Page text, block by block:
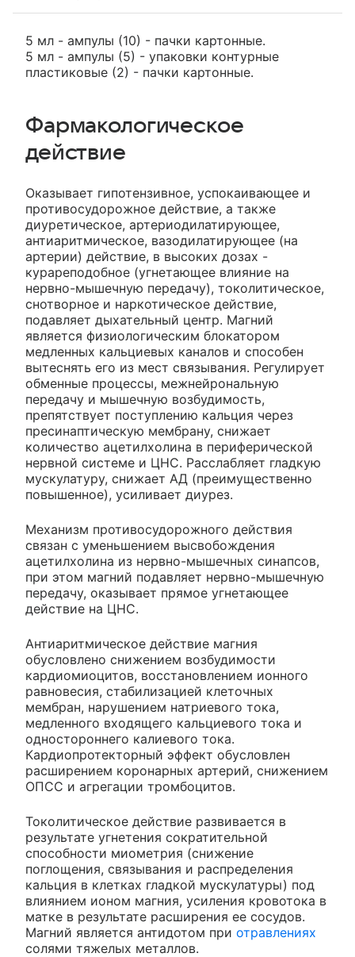
5 мл - ампулы (10) - пачки картонные.
5 мл - ампулы (5) - упаковки контурные
пластиковые (2) - пачки картонные.
Фармакологическое
действие
Оказывает гипотензивное, успокаивающее и
противосудорожное действие, а также
диуретическое, артериодилатирующее,
антиаритмическое, вазодилатирующее (на
артерии) действие, в высоких дозах -
курареподобное (угнетающее влияние на
нервно-мышечную передачу), токолитическое,
снотворное и наркотическое действие,
подавляет дыхательный центр. Магний
является физиологическим блокатором
медленных кальциевых каналов и способен
вытеснять его из мест связывания. Регулирует
обменные процессы, межнейрональную
передачу и мышечную возбудимость,
препятствует поступлению кальция через
пресинаптическую мембрану, снижает
количество ацетилхолина в периферической
нервной системе и ЦНС. Расслабляет гладкую
мускулатуру, снижает АД (преимущественно
повышенное), усиливает диурез.
Механизм противосудорожного действия
связан с уменьшением высвобождения
ацетилхолина из нервно-мышечных синапсов,
при этом магний подавляет нервно-мышечную
передачу, оказывает прямое угнетающее
действие на ЦНС.
Антиаритмическое действие магния
обусловлено снижением возбудимости
кардиомиоцитов, восстановлением ионного
равновесия, стабилизацией клеточных
мембран, нарушением натриевого тока,
медленного входящего кальциевого тока и
одностороннего калиевого тока.
Кардиопротекторный эффект обусловлен
расширением коронарных артерий, снижением
ОПСС и агрегации тромбоцитов.
Токолитическое действие развивается в
результате угнетения сократительной
способности миометрия (снижение
поглощения, связывания и распределения
кальция в клетках гладкой мускулатуры) под
влиянием ионом магния, усиления кровотока в
матке в результате расширения ее сосудов.
Магний является антидотом при отравлениях
солями тяжелых металлов.